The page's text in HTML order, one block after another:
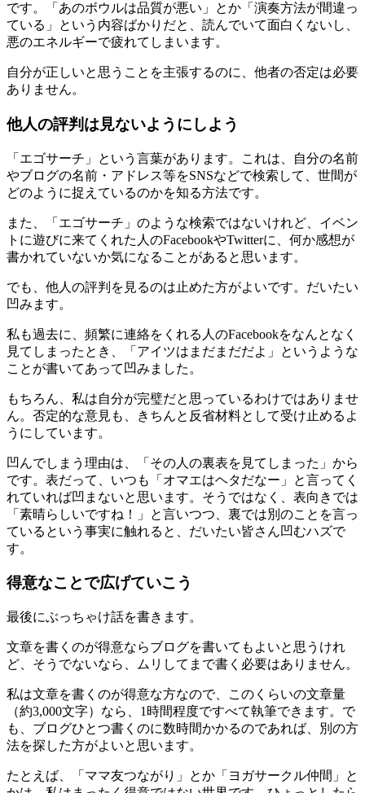
です。「あのボウルは品質が悪い」とか「演奏方法が間違っ
ている」という内容ばかりだと、読んでいて面白くないし、
悪のエネルギーで疲れてしまいます。
自分が正しいと思うことを主張するのに、他者の否定は必要
ありません。
他人の評判は見ないようにしよう
「エゴサーチ」という言葉があります。これは、自分の名前
やブログの名前・アドレス等をSNSなどで検索して、世間が
どのように捉えているのかを知る方法です。
また、「エゴサーチ」のような検索ではないけれど、イベン
トに遊びに来てくれた人のFacebookやTwitterに、何か感想が
書かれていないか気になることがあると思います。
でも、他人の評判を見るのは止めた方がよいです。だいたい
凹みます。
私も過去に、頻繁に連絡をくれる人のFacebookをなんとなく
見てしまったとき、「アイツはまだまだだよ」というような
ことが書いてあって凹みました。
もちろん、私は自分が完璧だと思っているわけではありませ
ん。否定的な意見も、きちんと反省材料として受け止めるよ
うにしています。
凹んでしまう理由は、「その人の裏表を見てしまった」から
です。表だって、いつも「オマエはヘタだなー」と言ってく
れていれば凹まないと思います。そうではなく、表向きでは
「素晴らしいですね！」と言いつつ、裏では別のことを言っ
ているという事実に触れると、だいたい皆さん凹むハズで
す。
得意なことで広げていこう
最後にぶっちゃけ話を書きます。
文章を書くのが得意ならブログを書いてもよいと思うけれ
ど、そうでないなら、ムリしてまで書く必要はありません。
私は文章を書くのが得意な方なので、このくらいの文章量
（約3,000文字）なら、1時間程度ですべて執筆できます。で
も、ブログひとつ書くのに数時間かかるのであれば、別の方
法を探した方がよいと思います。
たとえば、「ママ友つながり」とか「ヨガサークル仲間」と